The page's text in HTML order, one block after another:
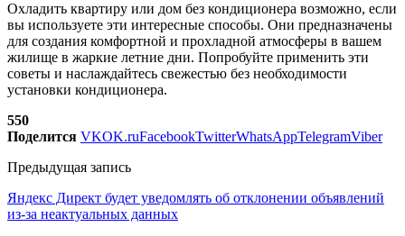
Охладить квартиру или дом без кондиционера возможно, если
вы используете эти интересные способы. Они предназначены
для создания комфортной и прохладной атмосферы в вашем
жилище в жаркие летние дни. Попробуйте применить эти
советы и наслаждайтесь свежестью без необходимости
установки кондиционера.
550
Поделится VKOK.ruFacebookTwitterWhatsAppTelegramViber
Предыдущая запись
Яндекс Директ будет уведомлять об отклонении объявлений
из-за неактуальных данных